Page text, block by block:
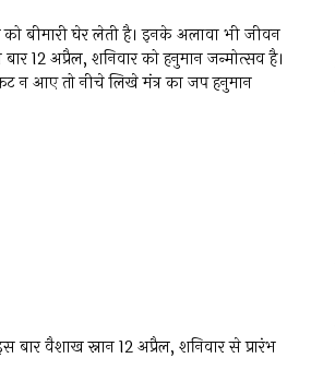
बीमारी घेर लेती है। इनके अलावा भी जीवन
12 अप्रैल, शनिवार को हनुमान जन्मोत्सव है।
न आए तो नीचे लिखे मंत्र का जप हनुमान
वैशाख स्नान 12 अप्रैल, शनिवार से प्रारंभ